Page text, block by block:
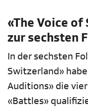
«The Voice
zur sechsten
In der sechsten
Switzerland»
Auditions» die
«Battles»